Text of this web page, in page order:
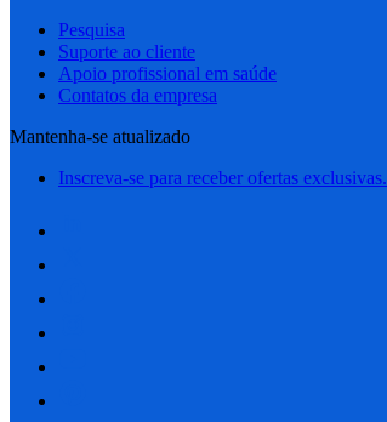
Pesquisa
Suporte ao cliente
Apoio profissional em saúde
Contatos da empresa
Mantenha-se atualizado
Inscreva-se para receber ofertas exclusivas.